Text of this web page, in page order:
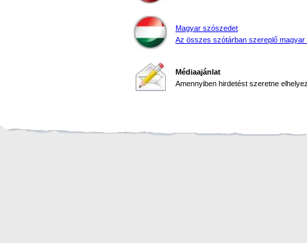
Magyar szószedet
Az összes szótárban szereplő magyar
Médiaajánlat
Amennyiben hirdetést szeretne